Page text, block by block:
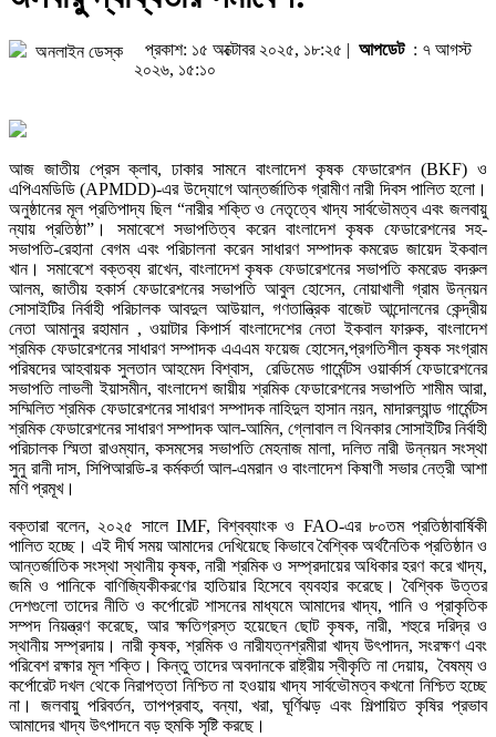
অনলাইন ডেস্ক প্রকাশ: ১৫ অক্টোবর ২০২৫, ১৮:২৫ | আপডেট: ৭ আগস্ট
২০২৬, ১৫:১০
আজ জাতীয় প্রেস ক্লাব, ঢাকার সামনে বাংলাদেশ কৃষক ফেডারেশন (BKF) ও
এপিএমডিডি (APMDD)-এর উদ্যোগে আন্তর্জাতিক গ্রামীণ নারী দিবস পালিত হলো।
অনুষ্ঠানের মূল প্রতিপাদ্য ছিল “নারীর শক্তি ও নেতৃত্বে খাদ্য সার্বভৌমত্ব এবং জলবায়ু
ন্যায় প্রতিষ্ঠা”। সমাবেশে সভাপতিত্ব করেন বাংলাদেশ কৃষক ফেডারেশনের সহ-
সভাপতি-রেহানা বেগম এবং পরিচালনা করেন সাধারণ সম্পাদক কমরেড জায়েদ ইকবাল
খান। সমাবেশে বক্তব্য রাখেন, বাংলাদেশ কৃষক ফেডারেশনের সভাপতি কমরেড বদরুল
আলম, জাতীয় হকার্স ফেডারেশনের সভাপতি আবুল হোসেন, নোয়াখালী গ্রাম উন্নয়ন
সোসাইটির নির্বাহী পরিচালক আবদুল আউয়াল, গণতান্ত্রিক বাজেট আন্দোলনের কেন্দ্রীয়
নেতা আমানুর রহামান , ওয়াটার কিপার্স বাংলাদেশের নেতা ইকবাল ফারুক, বাংলাদেশ
শ্রমিক ফেডারেশনের সাধারণ সম্পাদক এএএম ফয়েজ হোসেন,প্রগতিশীল কৃষক সংগ্রাম
পরিষদের আহবায়ক সুলতান আহমেদ বিশ্বাস, রেডিমেড গার্মেন্টস ওয়ার্কার্স ফেডারেশনের
সভাপতি লাভলী ইয়াসমীন, বাংলাদেশ জায়ীয় শ্রমিক ফেডারেশনের সভাপতি শামীম আরা,
সম্মিলিত শ্রমিক ফেডারেশনের সাধারণ সম্পাদক নাহিদুল হাসান নয়ন, মাদারল্যান্ড গার্মেন্টস
শ্রমিক ফেডারেশনের সাধারণ সম্পাদক আল-আমিন, গ্লোবাল ল থিনকার সোসাইটির নির্বাহী
পরিচালক স্মিতা রাওম্যান, কসমসের সভাপতি মেহনাজ মালা, দলিত নারী উন্নয়ন সংস্থা
সুনু রানী দাস, সিপিআরডি-র কর্মকর্তা আল-এমরান ও বাংলাদেশ কিষাণী সভার নেত্রী আশা
মণি প্রমূখ।
বক্তারা বলেন, ২০২৫ সালে IMF, বিশ্বব্যাংক ও FAO-এর ৮০তম প্রতিষ্ঠাবার্ষিকী
পালিত হচ্ছে। এই দীর্ঘ সময় আমাদের দেখিয়েছে কিভাবে বৈশ্বিক অর্থনৈতিক প্রতিষ্ঠান ও
আন্তর্জাতিক সংস্থা স্থানীয় কৃষক, নারী শ্রমিক ও সম্প্রদায়ের অধিকার হরণ করে খাদ্য,
জমি ও পানিকে বাণিজ্যিকীকরণের হাতিয়ার হিসেবে ব্যবহার করেছে। বৈশ্বিক উত্তর
দেশগুলো তাদের নীতি ও কর্পোরেট শাসনের মাধ্যমে আমাদের খাদ্য, পানি ও প্রাকৃতিক
সম্পদ নিয়ন্ত্রণ করেছে, আর ক্ষতিগ্রস্ত হয়েছেন ছোট কৃষক, নারী, শহুরে দরিদ্র ও
স্থানীয় সম্প্রদায়। নারী কৃষক, শ্রমিক ও নারীযত্নশ্রমীরা খাদ্য উৎপাদন, সংরক্ষণ এবং
পরিবেশ রক্ষার মূল শক্তি। কিন্তু তাদের অবদানকে রাষ্ট্রীয় স্বীকৃতি না দেয়ায়, বৈষম্য ও
কর্পোরেট দখল থেকে নিরাপত্তা নিশ্চিত না হওয়ায় খাদ্য সার্বভৌমত্ব কখনো নিশ্চিত হচ্ছে
না। জলবায়ু পরিবর্তন, তাপপ্রবাহ, বন্যা, খরা, ঘূর্ণিঝড় এবং শিল্পায়িত কৃষির প্রভাব
আমাদের খাদ্য উৎপাদনে বড় হুমকি সৃষ্টি করছে।